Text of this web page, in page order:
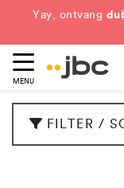
Yay, ontvang
MENU
FILTER /